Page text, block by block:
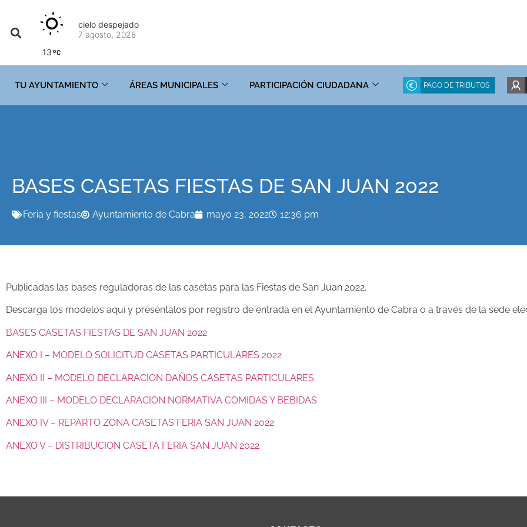
13
cielo despejado
7 agosto, 2026
TU AYUNTAMIENTO ÁREAS MUNICIPALES PARTICIPACIÓN CIUDADANA PAGO DE TRIBUTOS
BASES CASETAS FIESTAS DE SAN JUAN 2022
Feria y fiestas Ayuntamiento de Cabra mayo 23, 2022 12:36 pm
Publicadas las bases reguladoras de las casetas para las Fiestas de San Juan 2022.
Descarga los modelos aquí y preséntalos por registro de entrada en el Ayuntamiento de Cabra o a través de la sede
BASES CASETAS FIESTAS DE SAN JUAN 2022
ANEXO I – MODELO SOLICITUD CASETAS PARTICULARES 2022
ANEXO II – MODELO DECLARACION DAÑOS CASETAS PARTICULARES
ANEXO III – MODELO DECLARACION NORMATIVA COMIDAS Y BEBIDAS
ANEXO IV – REPARTO ZONA CASETAS FERIA SAN JUAN 2022
ANEXO V – DISTRIBUCION CASETA FERIA SAN JUAN 2022